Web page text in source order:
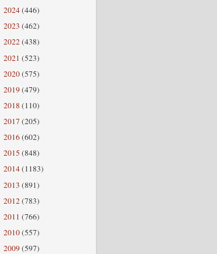
2024(446)
2023 (462)
2022(438)
2021 (523)
2020(575)
2019(479)
2018 (110)
2017 (205)
2016(602)
2015 (848)
2014(1183)
2013 (891)
2012(783)
2011 (766)
2010(557)
2009(597)